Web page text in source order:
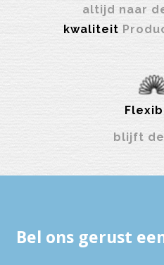
altijd naar
kwaliteit
blijft
Bel ons gerust